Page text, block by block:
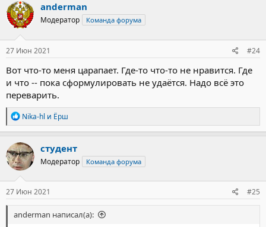
anderman
Модератор Команда форума
27 Июн 2021 #24
Вот что-то меня царапает. Где-то что-то не нравится. Где
и что -- пока сформулировать не удаётся. Надо всё это
переварить.
Р
е
а
к
ц
и
и
:
Nika-hl и Ёрш
студент
Модератор Команда форума
27 Июн 2021 #25
anderman написал(а):